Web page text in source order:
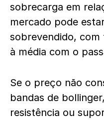
sobrecarga em
mercado pode
sobrevendido,
à média com o
Se o preço não
bandas de
resistência ou